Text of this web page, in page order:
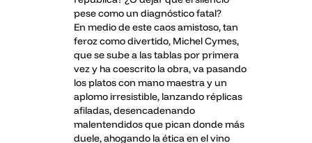
pese como un diagnóstico fatal?
En medio de este caos amistoso, tan
feroz como divertido, Michel Cymes,
que se sube a las tablas por primera
vez y ha coescrito la obra, va pasando
los platos con mano maestra y un
aplomo irresistible, lanzando réplicas
afiladas, desencadenando
malentendidos que pican donde más
duele, ahogando la ética en el vino